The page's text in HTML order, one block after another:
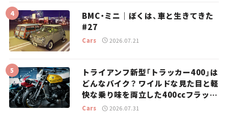
BMC・ミニ｜ぼくは、車と生きてきた
#27
Cars 2026.07.21
トライアンフ新型「トラッカー400」は
どんなバイク？ ワイルドな見た目と軽
快な乗り味を両立した400ccフラット
トラッカー【試乗レビュー】
Cars 2026.07.31